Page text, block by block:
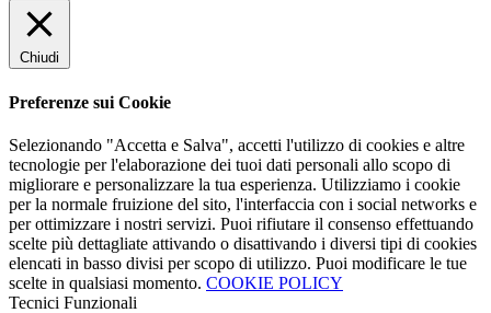
Chiudi
Preferenze sui Cookie
Selezionando "Accetta e Salva", accetti l'utilizzo di cookies e altre
tecnologie per l'elaborazione dei tuoi dati personali allo scopo di
migliorare e personalizzare la tua esperienza. Utilizziamo i cookie
per la normale fruizione del sito, l'interfaccia con i social networks e
per ottimizzare i nostri servizi. Puoi rifiutare il consenso effettuando
scelte più dettagliate attivando o disattivando i diversi tipi di cookies
elencati in basso divisi per scopo di utilizzo. Puoi modificare le tue
scelte in qualsiasi momento. COOKIE POLICY
Tecnici Funzionali